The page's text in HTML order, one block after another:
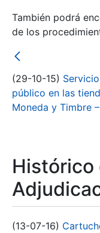
También podrá
de los
(29-10-15)
público en las
Moneda y Timbre
Histórico
(13-07-16)